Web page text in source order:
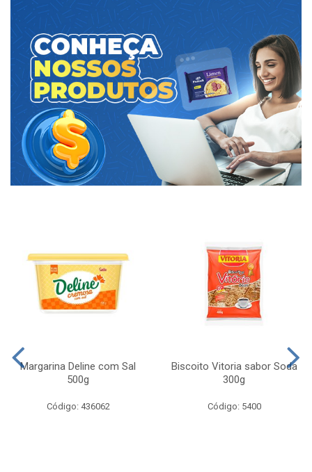
Margarina Deline com Sal
500g
Código: 436062
Biscoito Vitoria sabor Soda
300g
Código: 5400